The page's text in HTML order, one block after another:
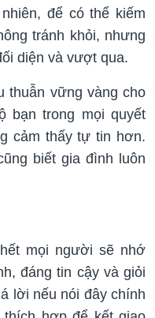
để có thể kiếm
tránh khỏi, nhưng
diện và vượt qua.
thuẫn vững vàng cho
bạn trong mọi quyết
cảm thấy tự tin hơn.
biết gia đình luôn
mọi người sẽ nhớ
đáng tin cậy và giỏi
lời nếu nói đây chính